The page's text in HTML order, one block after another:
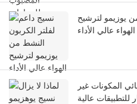
يوزيمو لترشيح
الهواء عالي الأداء
المكونات غير
للتطبيقات عالية